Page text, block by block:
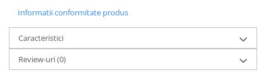
Informatii conformitate produs
Caracteristici
Review-uri(0)